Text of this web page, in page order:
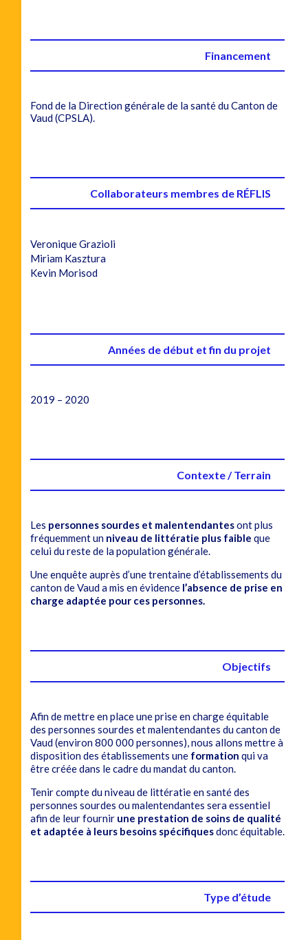
Financement
Fond de la Direction générale de la santé du Canton de
Vaud (CPSLA).
Collaborateurs membres de RÉFLIS
Veronique Grazioli
Miriam Kasztura
Kevin Morisod
Années de début et fin du projet
2019 – 2020
Contexte / Terrain
Les personnes sourdes et malentendantesont plus
fréquemment un niveau de littératie plus faible que
celui du reste de la population générale.
Une enquête auprès d’une trentaine d’établissements du
canton de Vaud a mis en évidencel’absence de prise en
charge adaptée pour ces personnes.
Objectifs
Afin de mettre en place une prise en charge équitable
des personnes sourdes et malentendantes du canton de
Vaud (environ 800 000 personnes), nous allons mettre à
disposition des établissements une formation qui va
être créée dans le cadre du mandat du canton.
Tenir compte du niveau de littératie en santé des
personnes sourdes ou malentendantes sera essentiel
afin de leur fournir une prestation de soins de qualité
et adaptée à leurs besoins spécifiquesdonc équitable.
Type d’étude